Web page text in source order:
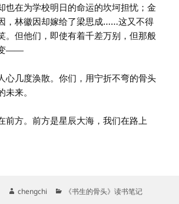
也在为学校明日的命运的坎坷担忧；金
，林徽因却嫁给了梁思成……这又不得
。但他们，即使有着千差万别，但那般
变——
心几度涣散。你们，用宁折不弯的骨头
来。
前方。前方是星辰大海，我们在路上
作
chengchi
分《书生的骨头》读书笔记